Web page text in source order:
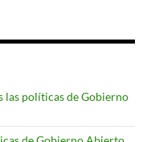
las políticas de Gobierno